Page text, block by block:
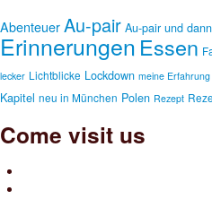
AbenteuerAu-pair Au-pair und dann
Erinnerungen Essen
lecker Lichtblicke Lockdown meine Erfahrung
Kapitel neu in München Polen Rezept
Come visit us